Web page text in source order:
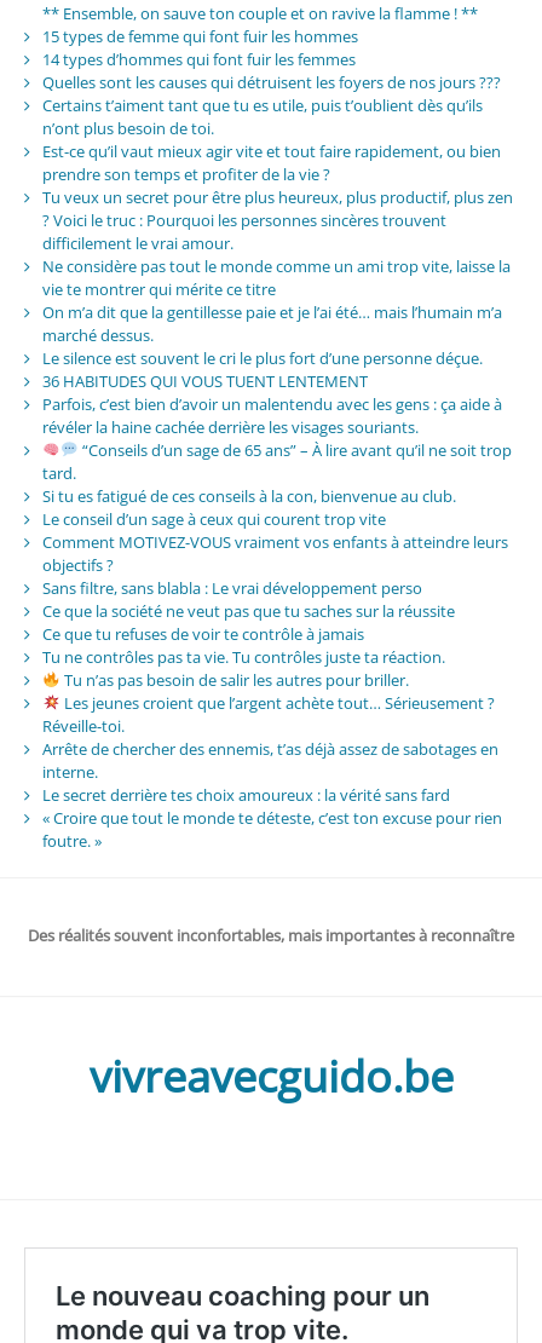
** Ensemble, on sauve ton couple et on ravive la flamme ! **
15 types de femme qui font fuir les hommes
14 types d’hommes qui font fuir les femmes
Quelles sont les causes qui détruisent les foyers de nos jours ???
Certains t’aiment tant que tu es utile, puis t’oublient dès qu’ils
n’ont plus besoin de toi.
Est-ce qu’il vaut mieux agir vite et tout faire rapidement, ou bien
prendre son temps et profiter de la vie ?
Tu veux un secret pour être plus heureux, plus productif, plus zen
? Voici le truc : Pourquoi les personnes sincères trouvent
difficilement le vrai amour.
Ne considère pas tout le monde comme un ami trop vite, laisse la
vie te montrer qui mérite ce titre
On m’a dit que la gentillesse paie et je l’ai été… mais l’humain m’a
marché dessus.
Le silence est souvent le cri le plus fort d’une personne déçue.
36 HABITUDES QUI VOUS TUENT LENTEMENT
Parfois, c’est bien d’avoir un malentendu avec les gens : ça aide à
révéler la haine cachée derrière les visages souriants.
“Conseils d’un sage de 65 ans” – À lire avant qu’il ne soit trop
tard.
Si tu es fatigué de ces conseils à la con, bienvenue au club.
Le conseil d’un sage à ceux qui courent trop vite
Comment MOTIVEZ-VOUS vraiment vos enfants à atteindre leurs
objectifs ?
Sans filtre, sans blabla : Le vrai développement perso
Ce que la société ne veut pas que tu saches sur la réussite
Ce que tu refuses de voir te contrôle à jamais
Tu ne contrôles pas ta vie. Tu contrôles juste ta réaction.
Tu n’as pas besoin de salir les autres pour briller.
Les jeunes croient que l’argent achète tout… Sérieusement ?
Réveille-toi.
Arrête de chercher des ennemis, t’as déjà assez de sabotages en
interne.
Le secret derrière tes choix amoureux : la vérité sans fard
« Croire que tout le monde te déteste, c’est ton excuse pour rien
foutre. »
Des réalités souvent inconfortables, mais importantes à reconnaître
vivreavecguido.be